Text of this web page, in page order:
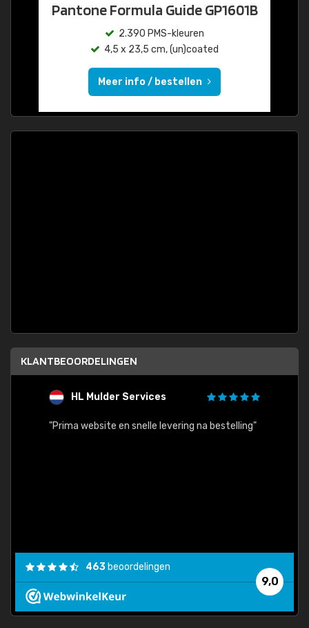
Pantone Formula Guide GP1601B
2.390 PMS-kleuren
4,5 x 23,5 cm, (un)coated
Meer info / bestellen
KLANTBEOORDELINGEN
HL Mulder Services
"Prima website en snelle levering na bestelling"
9,0
463 beoordelingen